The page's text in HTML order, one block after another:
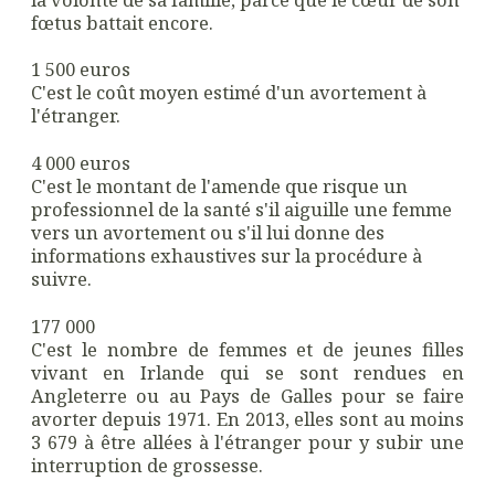
fœtus battait encore.
1 500 euros
C'est le coût moyen estimé d'un avortement à
l'étranger.
4 000 euros
C'est le montant de l'amende que risque un
professionnel de la santé s'il aiguille une femme
vers un avortement ou s'il lui donne des
informations exhaustives sur la procédure à
suivre.
177 000
C'est le nombre de femmes et de jeunes filles
vivant en Irlande qui se sont rendues en
Angleterre ou au Pays de Galles pour se faire
avorter depuis 1971. En 2013, elles sont au moins
3 679 à être allées à l'étranger pour y subir une
interruption de grossesse.